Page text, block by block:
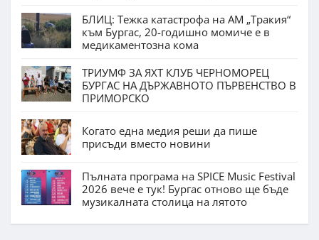
БЛИЦ: Тежка катастрофа на АМ „Тракия“
към Бургас, 20-годишно момиче е в
медикаментозна кома
ТРИУМФ ЗА ЯХТ КЛУБ ЧЕРНОМОРЕЦ
БУРГАС НА ДЪРЖАВНОТО ПЪРВЕНСТВО В
ПРИМОРСКО
Когато една медия реши да пише
присъди вместо новини
Пълната програма на SPICE Music Festival
2026 вече е тук! Бургас отново ще бъде
музикалната столица на лятото